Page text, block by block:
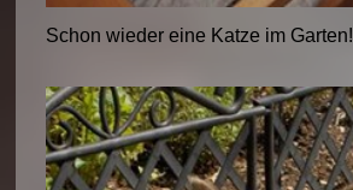
Schon wieder eine Katze im Garten!